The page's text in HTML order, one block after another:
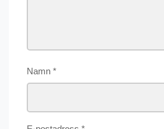
Namn *